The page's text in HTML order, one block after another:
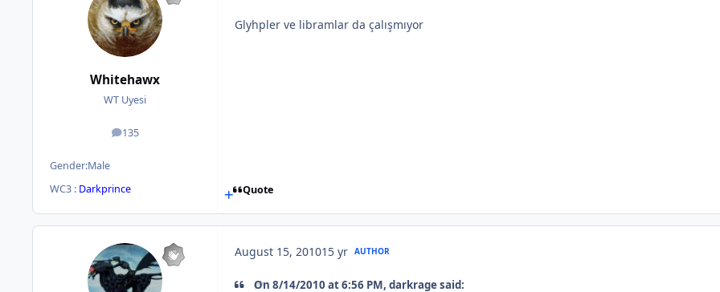
Whitehawx
WT Uyesi
135
posts
Gender:Male
WC3 : Darkprince
Glyhpler ve libramlar da çalışmıyor
Quote
August 15, 201015 yr AUTHOR
On 8/14/2010 at 6:56 PM, darkrage said: